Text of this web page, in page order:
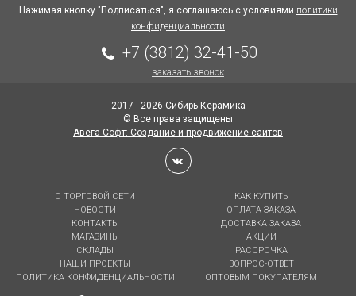
Нажимая кнопку "Подписаться", я соглашаюсь с условиями политики
конфиденциальности
+7 (3812) 32-41-50
заказать звонок
2017 - 2026 Сибирь Керамика
© Все права защищены
Авега-Софт: Создание и продвижение сайтов
О ТОРГОВОЙ СЕТИ
НОВОСТИ
КОНТАКТЫ
МАГАЗИНЫ
СКЛАДЫ
НАШИ ПРОЕКТЫ
ПОЛИТИКА КОНФИДЕНЦИАЛЬНОСТИ
КАК КУПИТЬ
ОПЛАТА ЗАКАЗА
ДОСТАВКА ЗАКАЗА
АКЦИИ
РАССРОЧКА
ВОПРОС-ОТВЕТ
ОПТОВЫМ ПОКУПАТЕЛЯМ